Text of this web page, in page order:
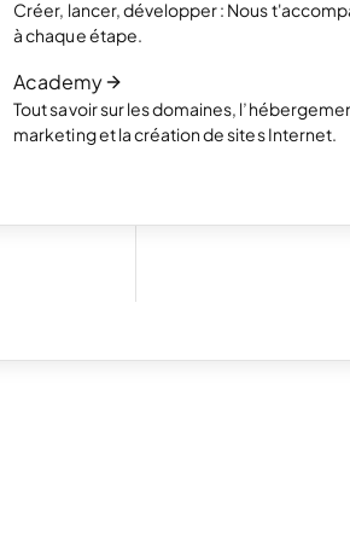
Créer, lancer, développer : Nous
à chaque étape.
Academy
Tout savoir sur les domaines,
marketing et la création de sites Internet.
un
tes
Lire l’article
Comment